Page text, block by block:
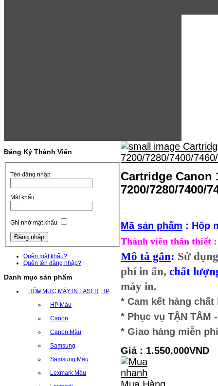
Đăng Ký Thành Viên
Tên đăng nhập
Mật khẩu
Ghi nhớ mật khẩu
Quên mật khẩu?
Quên tên đăng nhập?
Danh mục sản phẩm
HỘP MỰC MÁY IN LASER HP
HP Màu
Canon
Canon Màu
Samsung
Samsung Màu
Lexmark Màu
Cartridge Canon
7200/7280/7400/
Mã sản phẩm : Hộp
Thành viên thân thiết
Mô tả gắn: Sử
phí in ấn, chất
máy in.
* Cam kết hàng
* Phục vụ TẬN TÂM
* Giao hàng miễn
Giá : 1.550.000VND